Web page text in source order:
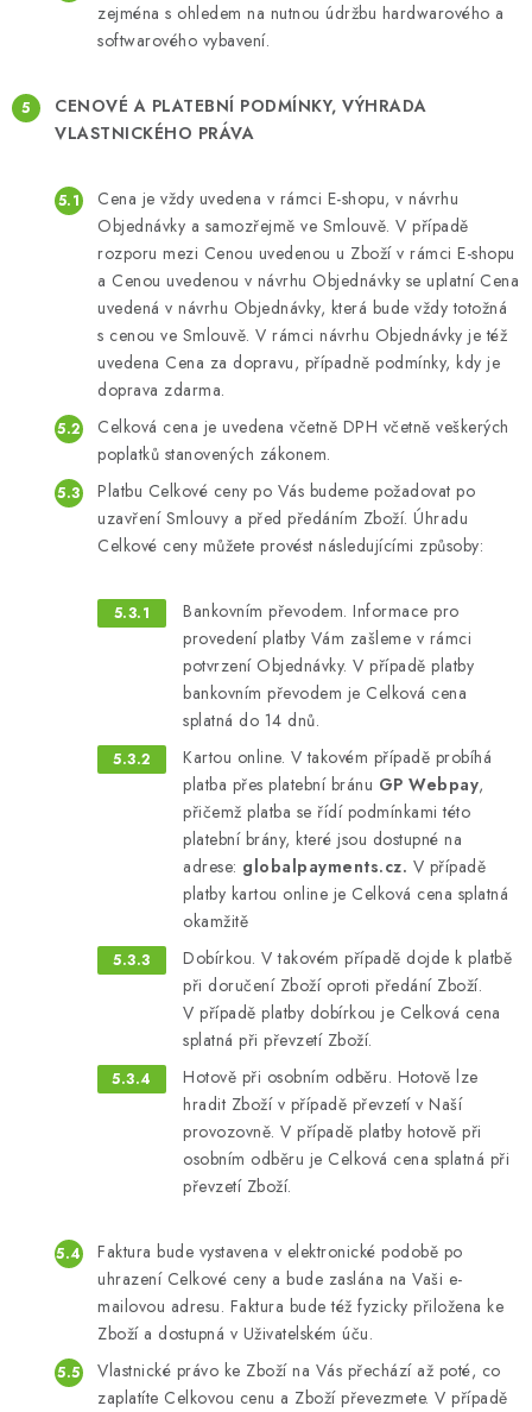
zejména s ohledem na nutnou údržbu hardwarového a
softwarového vybavení.
CENOVÉ A PLATEBNÍ PODMÍNKY, VÝHRADA
VLASTNICKÉHO PRÁVA
Cena je vždy uvedena v rámci E-shopu, v návrhu
Objednávky a samozřejmě ve Smlouvě. V případě
rozporu mezi Cenou uvedenou u Zboží v rámci E-shopu
a Cenou uvedenou v návrhu Objednávky se uplatní Cena
uvedená v návrhu Objednávky, která bude vždy totožná
s cenou ve Smlouvě. V rámci návrhu Objednávky je též
uvedena Cena za dopravu, případně podmínky, kdy je
doprava zdarma.
Celková cena je uvedena včetně DPH včetně veškerých
poplatků stanovených zákonem.
Platbu Celkové ceny po Vás budeme požadovat po
uzavření Smlouvy a před předáním Zboží. Úhradu
Celkové ceny můžete provést následujícími způsoby:
Bankovním převodem. Informace pro
provedení platby Vám zašleme v rámci
potvrzení Objednávky. V případě platby
bankovním převodem je Celková cena
splatná do 14 dnů.
Kartou online. V takovém případě probíhá
platba přes platební bránu GP Webpay,
přičemž platba se řídí podmínkami této
platební brány, které jsou dostupné na
adrese: globalpayments.cz. V případě
platby kartou online je Celková cena splatná
okamžitě
Dobírkou. V takovém případě dojde k platbě
při doručení Zboží oproti předání Zboží.
V případě platby dobírkou je Celková cena
splatná při převzetí Zboží.
Hotově při osobním odběru. Hotově lze
hradit Zboží v případě převzetí v Naší
provozovně. V případě platby hotově při
osobním odběru je Celková cena splatná při
převzetí Zboží.
Faktura bude vystavena v elektronické podobě po
uhrazení Celkové ceny a bude zaslána na Vaši e-
mailovou adresu. Faktura bude též fyzicky přiložena ke
Zboží a dostupná v Uživatelském úču.
Vlastnické právo ke Zboží na Vás přechází až poté, co
zaplatíte Celkovou cenu a Zboží převezmete. V případě